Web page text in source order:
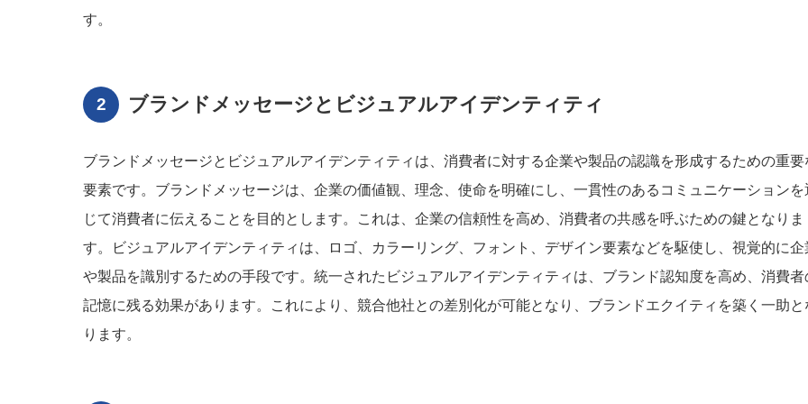
す。
ブランドメッセージとビジュアルアイデンティティ
ブランドメッセージとビジュアルアイデンティティは、消費者に対する企業や製品の認識を形成するための重要
要素です。ブランドメッセージは、企業の価値観、理念、使命を明確にし、一貫性のあるコミュニケーションを
じて消費者に伝えることを目的とします。これは、企業の信頼性を高め、消費者の共感を呼ぶための鍵となりま
す。ビジュアルアイデンティティは、ロゴ、カラーリング、フォント、デザイン要素などを駆使し、視覚的に企
や製品を識別するための手段です。統一されたビジュアルアイデンティティは、ブランド認知度を高め、消費者
記憶に残る効果があります。これにより、競合他社との差別化が可能となり、ブランドエクイティを築く一助と
ります。